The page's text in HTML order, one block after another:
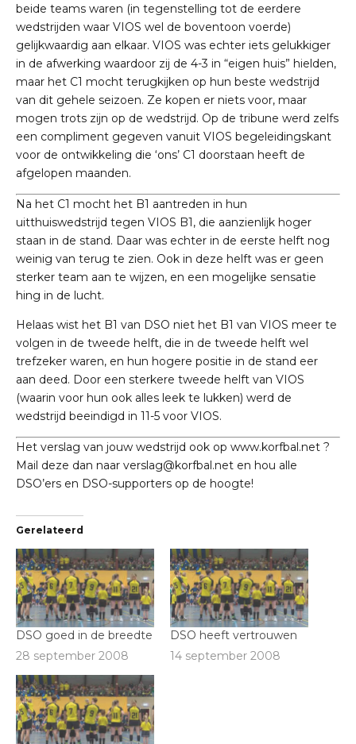
beide teams waren (in tegenstelling tot de eerdere
wedstrijden waar VIOS wel de boventoon voerde)
gelijkwaardig aan elkaar. VIOS was echter iets gelukkiger
in de afwerking waardoor zij de 4-3 in “eigen huis” hielden,
maar het C1 mocht terugkijken op hun beste wedstrijd
van dit gehele seizoen. Ze kopen er niets voor, maar
mogen trots zijn op de wedstrijd. Op de tribune werd zelfs
een compliment gegeven vanuit VIOS begeleidingskant
voor de ontwikkeling die ‘ons’ C1 doorstaan heeft de
afgelopen maanden.
Na het C1 mocht het B1 aantreden in hun
uitthuiswedstrijd tegen VIOS B1, die aanzienlijk hoger
staan in de stand. Daar was echter in de eerste helft nog
weinig van terug te zien. Ook in deze helft was er geen
sterker team aan te wijzen, en een mogelijke sensatie
hing in de lucht.
Helaas wist het B1 van DSO niet het B1 van VIOS meer te
volgen in de tweede helft, die in de tweede helft wel
trefzeker waren, en hun hogere positie in de stand eer
aan deed. Door een sterkere tweede helft van VIOS
(waarin voor hun ook alles leek te lukken) werd de
wedstrijd beeindigd in 11-5 voor VIOS.
Het verslag van jouw wedstrijd ook op www.korfbal.net ?
Mail deze dan naar verslag@korfbal.net en hou alle
DSO’ers en DSO-supporters op de hoogte!
Gerelateerd
DSO goed in de breedte
28 september 2008
DSO heeft vertrouwen
14 september 2008